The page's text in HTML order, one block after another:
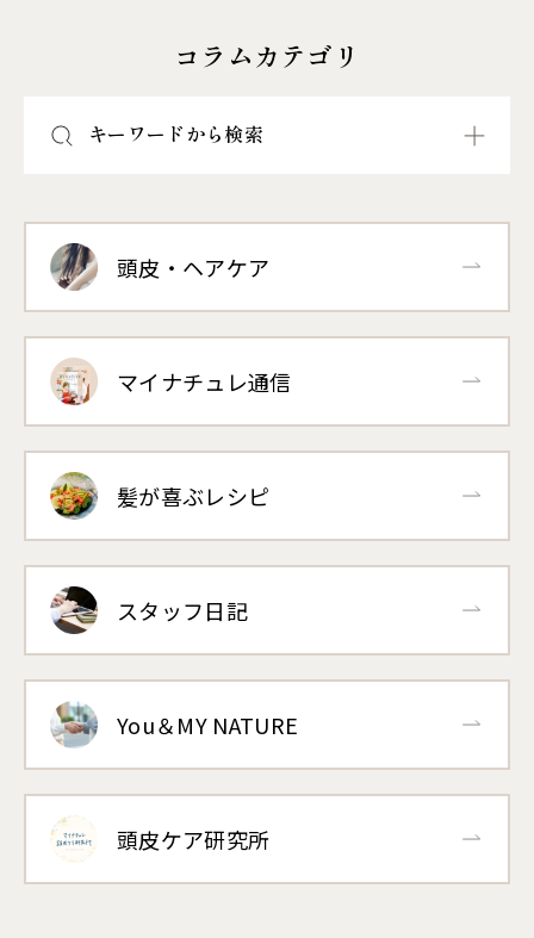
コラムカテゴリ
キーワードから検索
頭皮・ヘアケア
マイナチュレ通信
髪が喜ぶレシピ
スタッフ日記
You＆MY NATURE
頭皮ケア研究所